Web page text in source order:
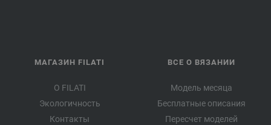
МАГАЗИН FILATI
О FILATI
Экологичность
Контакты
ВСЕ О ВЯЗАНИИ
Модель месяца
Бесплатные описания
Пересчет моделей